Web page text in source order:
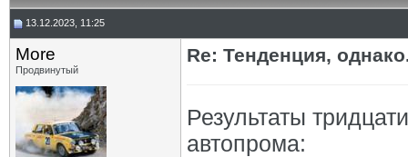
13.12.2023, 11:25
More
Продвинутый
Re: Тенденция,
Результаты
автопрома: